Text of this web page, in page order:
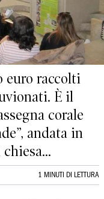
euro raccolti
È il
corale
andata in
1 MINUTI DI LETTURA